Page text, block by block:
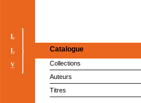
Catalogue
Collections
Auteurs
Titres